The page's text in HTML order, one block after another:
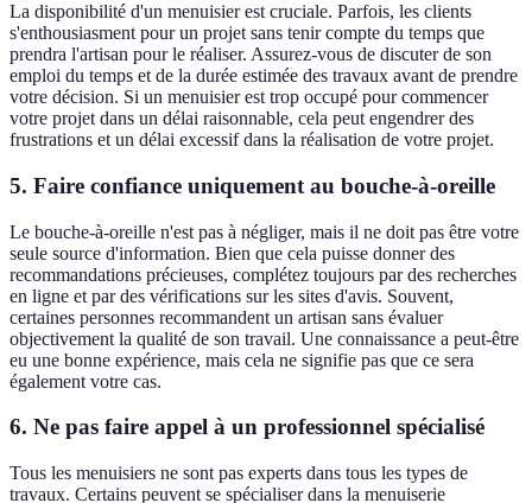
La disponibilité d'un menuisier est cruciale. Parfois, les clients
s'enthousiasment pour un projet sans tenir compte du temps que
prendra l'artisan pour le réaliser. Assurez-vous de discuter de son
emploi du temps et de la durée estimée des travaux avant de prendre
votre décision. Si un menuisier est trop occupé pour commencer
votre projet dans un délai raisonnable, cela peut engendrer des
frustrations et un délai excessif dans la réalisation de votre projet.
5. Faire confiance uniquement au bouche-à-oreille
Le bouche-à-oreille n'est pas à négliger, mais il ne doit pas être votre
seule source d'information. Bien que cela puisse donner des
recommandations précieuses, complétez toujours par des recherches
en ligne et par des vérifications sur les sites d'avis. Souvent,
certaines personnes recommandent un artisan sans évaluer
objectivement la qualité de son travail. Une connaissance a peut-être
eu une bonne expérience, mais cela ne signifie pas que ce sera
également votre cas.
6. Ne pas faire appel à un professionnel spécialisé
Tous les menuisiers ne sont pas experts dans tous les types de
travaux. Certains peuvent se spécialiser dans la menuiserie